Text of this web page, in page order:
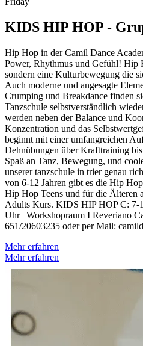
KIDS HIP HOP -
Hip Hop in der Camil Dance
Power, Rhythmus und Gefühl! Hip
sondern eine Kulturbewegung die
Auch moderne und angesagte
Crumping und Breakdance finden
Tanzschule selbstverständlich
werden neben der Balance und
Konzentration und das
beginnt mit einer umfangreichen
Dehnübungen über Krafttraining
Spaß an Tanz, Bewegung, und
unserer tanzschule in trier genau
von 6-12 Jahren gibt es die Hip
Hip Hop Teens und für die Älteren
Adults Kurs. KIDS HIP HOP C: 7-
Uhr | Workshopraum I Reveriano
651/20603235 oder per Mail:
Mehr erfahren
Mehr erfahren